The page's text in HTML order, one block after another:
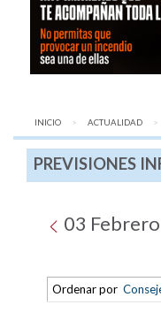
INICIO ACTUALIDAD
PREVISIONES
03
Ordenar por